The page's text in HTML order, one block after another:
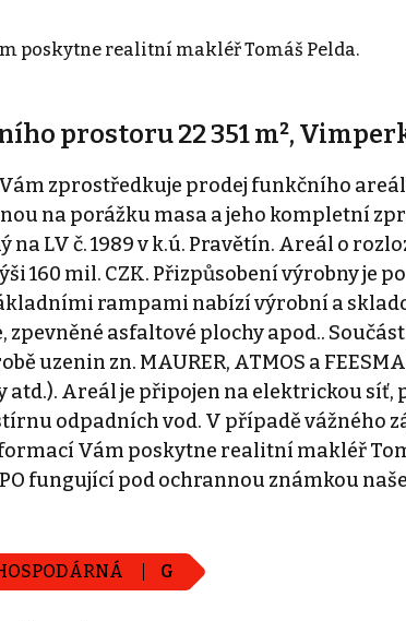
poskytne realitní makléř Tomáš Pelda.
prostoru 22 351 m²,
zprostředkuje prodej funkčního
na porážku masa a jeho kompletní
LV č. 1989 v k.ú. Pravětín. Areál o
160 mil. CZK. Přizpůsobení výrobny je
rampami nabízí výrobní a
zpevněné asfaltové plochy apod..
uzenin zn. MAURER, ATMOS a
atd.). Areál je připojen na elektrickou síť,
odpadních vod. V případě vážného
Vám poskytne realitní makléř
fungující pod ochrannou známkou
G